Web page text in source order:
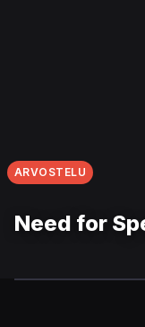
ARVOSTELU
Need for